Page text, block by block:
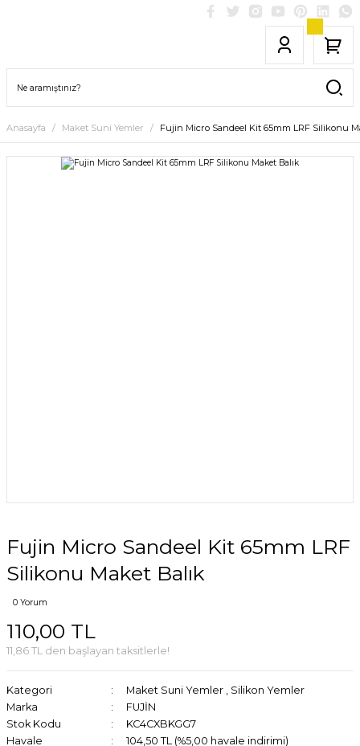
Anasayfa Maket Suni Yemler Fujin Micro Sandeel Kit 65mm LRF Silikonu
Fujin Micro Sandeel Kit 65mm LRF
Silikonu Maket Balık
0 Yorum
110,00 TL
11,86 TL den başlayan taksitlerle!
Kategori Maket Suni Yemler , Silikon Yemler
Marka
FUJİN
Stok Kodu
KC4CXBKGG7
Havale
104,50 TL (%5,00 havale indirimi)